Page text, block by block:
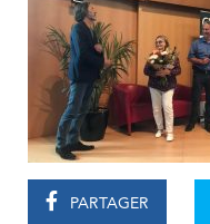
PARTAGER